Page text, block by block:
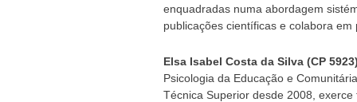
enquadradas numa abordagem
publicações científicas e colabora
Elsa Isabel Costa da Silva (CP
Psicologia da Educação e
Técnica Superior desde 2008,